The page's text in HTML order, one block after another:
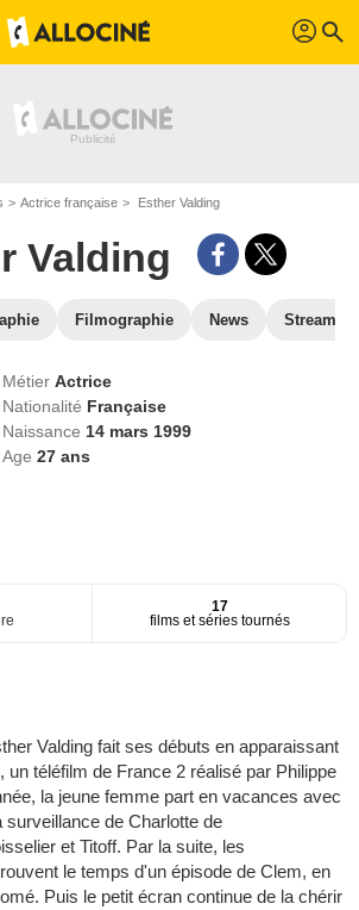
profil search
Actrice française Esther Valding
Valding
Filmographie News Streaming
MétierActrice
Nationalité Française
Naissance 14 mars 1999
Age27 ans
17
films et séries tournés
Valding fait ses débuts en apparaissant
un téléfilm de France 2 réalisé par Philippe
la jeune femme part en vacances avec
de Charlotte de
et Titoff. Par la suite, les
le temps d'un épisode de Clem, en
Puis le petit écran continue de la chérir